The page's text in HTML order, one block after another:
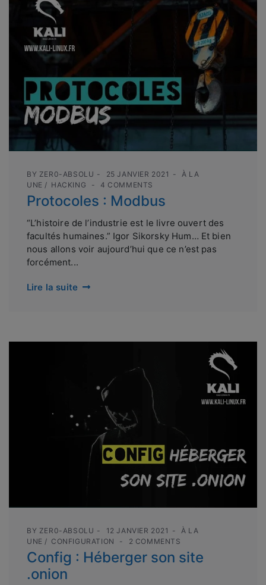
BY ZER0-ABSOLU 25 JANVIER 2021
À LA
UNE
HACKING 4 COMMENTS
Protocoles : Modbus
“L’histoire de l’industrie est le livre ouvert des
facultés humaines.” Igor Sikorsky Hum… Et bien
nous allons voir aujourd’hui que ce n’est pas
forcément...
Lire la suite
BY ZER0-ABSOLU 12 JANVIER 2021
À LA
UNE
CONFIGURATION 2 COMMENTS
Config : Héberger son site
.onion